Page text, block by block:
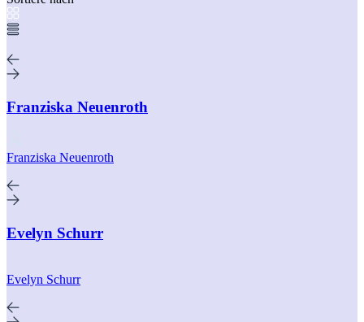
Franziska Neuenroth
Franziska Neuenroth
Evelyn Schurr
Evelyn Schurr